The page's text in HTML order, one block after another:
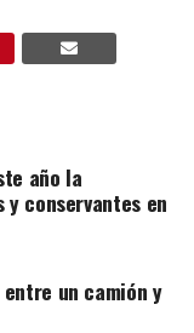
año la
conservantes en
un camión y